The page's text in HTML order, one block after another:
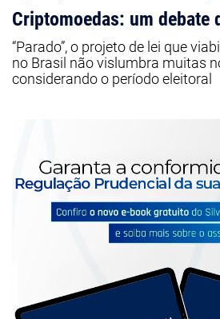
Criptomoedas: um debate
“Parado”, o projeto de lei que
no Brasil não vislumbra muitas
considerando o período eleitoral